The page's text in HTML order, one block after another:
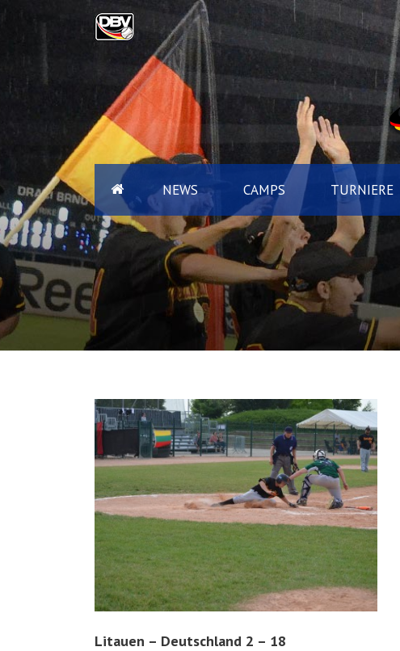
NEWS CAMPS TURNIERE
Litauen – Deutschland 2 – 18